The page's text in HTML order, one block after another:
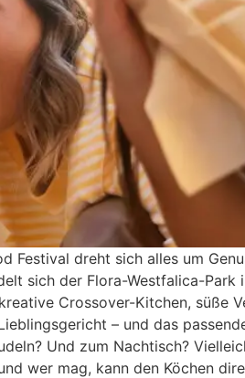
Festival dreht sich alles um
sich der Flora-Westfalica-Park
Crossover-Kitchen, süße
– und das
Und zum Nachtisch?
wer mag, kann den Köchen